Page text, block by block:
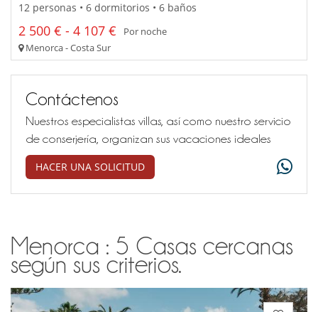
12 personas • 6 dormitorios • 6 baños
2 500 € - 4 107 €
Por noche
Menorca - Costa Sur
Contáctenos
Nuestros especialistas villas, así como nuestro servicio
de conserjería, organizan sus vacaciones ideales
HACER UNA SOLICITUD
Menorca : 5 Casas cercanas
según sus criterios.